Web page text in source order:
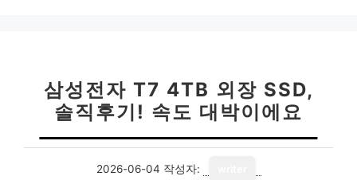
삼성전자 T7 4TB 외장 SSD,
솔직후기! 속도 대박이에요
2026-06-04 작성자: